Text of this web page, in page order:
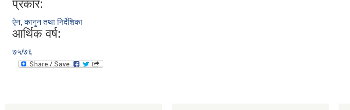
प्रकार:
ऐन, कानुन तथा निर्देशिका
आर्थिक वर्ष:
७५/७६